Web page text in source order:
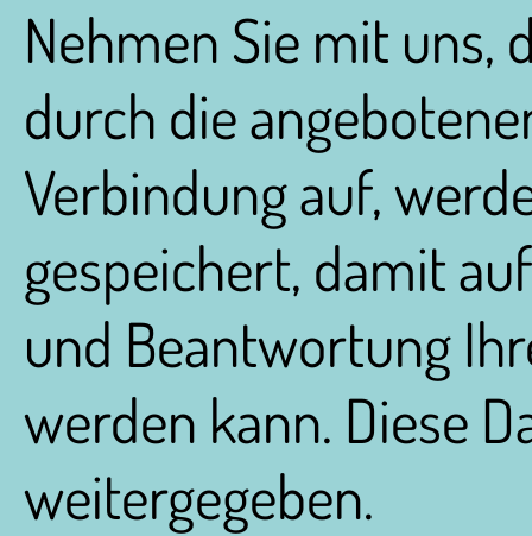
Nehmen Sie mit uns,
durch die
Verbindung auf,
gespeichert, damit
und Beantwortung
werden kann. Diese
weitergegeben.